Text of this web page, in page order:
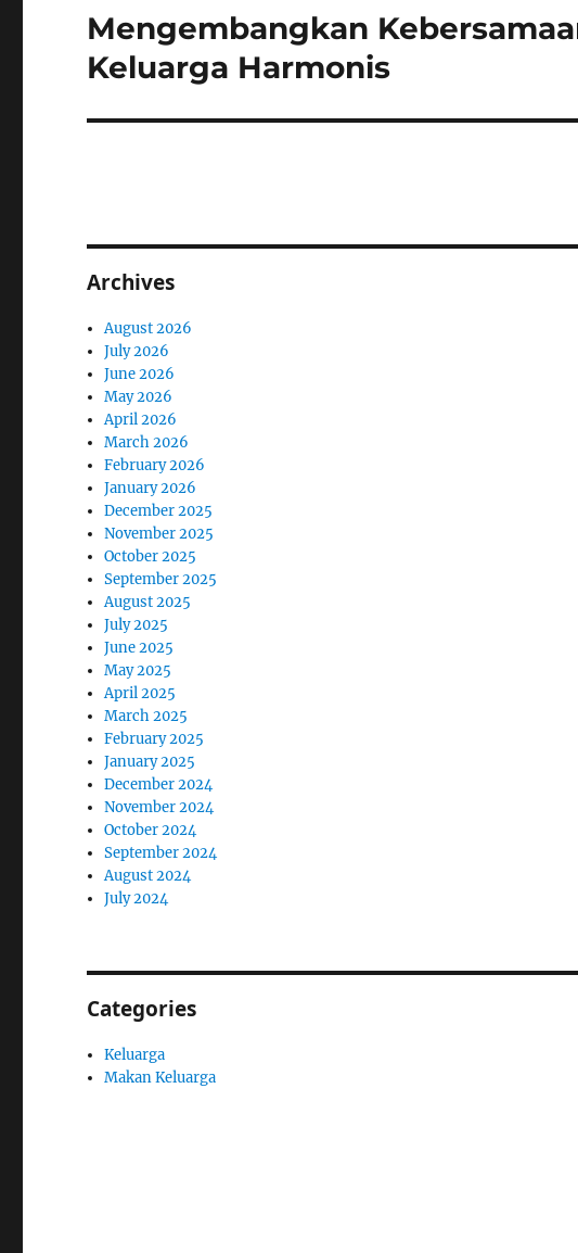
Next
post:
Mengembangkan
Keluarga Harmonis
Archives
August 2026
July 2026
June 2026
May 2026
April 2026
March 2026
February 2026
January 2026
December 2025
November 2025
October 2025
September 2025
August 2025
July 2025
June 2025
May 2025
April 2025
March 2025
February 2025
January 2025
December 2024
November 2024
October 2024
September 2024
August 2024
July 2024
Categories
Keluarga
Makan Keluarga